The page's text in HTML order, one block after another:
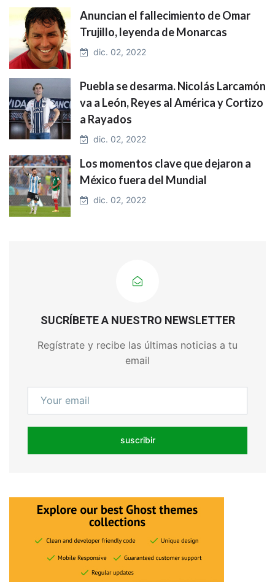
Anuncian el fallecimiento de Omar
Trujillo, leyenda de Monarcas
dic. 02, 2022
Puebla se desarma. Nicolás Larcamón
va a León, Reyes al América y Cortizo
a Rayados
dic. 02, 2022
Los momentos clave que dejaron a
México fuera del Mundial
dic. 02, 2022
SUCRÍBETE A NUESTRO NEWSLETTER
Regístrate y recibe las últimas noticias a tu
email
suscribir